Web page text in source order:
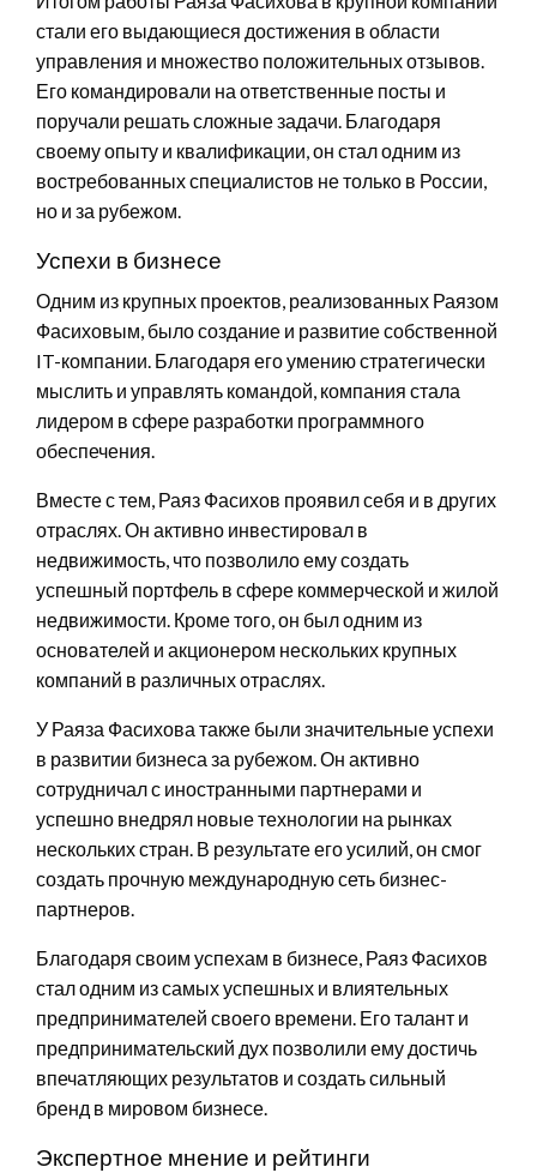
стали его выдающиеся достижения в области
управления и множество положительных отзывов.
Его командировали на ответственные посты и
поручали решать сложные задачи. Благодаря
своему опыту и квалификации, он стал одним из
востребованных специалистов не только в России,
но и за рубежом.
Успехи в бизнесе
Одним из крупных проектов, реализованных Раязом
Фасиховым, было создание и развитие собственной
IT-компании. Благодаря его умению стратегически
мыслить и управлять командой, компания стала
лидером в сфере разработки программного
обеспечения.
Вместе с тем, Раяз Фасихов проявил себя и в других
отраслях. Он активно инвестировал в
недвижимость, что позволило ему создать
успешный портфель в сфере коммерческой и жилой
недвижимости. Кроме того, он был одним из
основателей и акционером нескольких крупных
компаний в различных отраслях.
У Раяза Фасихова также были значительные успехи
в развитии бизнеса за рубежом. Он активно
сотрудничал с иностранными партнерами и
успешно внедрял новые технологии на рынках
нескольких стран. В результате его усилий, он смог
создать прочную международную сеть бизнес-
партнеров.
Благодаря своим успехам в бизнесе, Раяз Фасихов
стал одним из самых успешных и влиятельных
предпринимателей своего времени. Его талант и
предпринимательский дух позволили ему достичь
впечатляющих результатов и создать сильный
бренд в мировом бизнесе.
Экспертное мнение и рейтинги